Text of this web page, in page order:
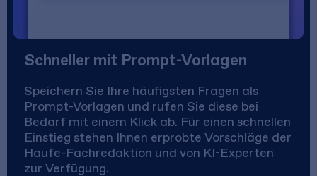
Schneller mit Prompt-Vorlagen
Speichern Sie Ihre häufigsten Fragen als
Prompt-Vorlagen und rufen Sie diese bei
Bedarf mit einem Klick ab. Für einen schnellen
Einstieg stehen Ihnen erprobte Vorschläge der
Haufe-Fachredaktion und von KI-Experten
zur Verfügung.